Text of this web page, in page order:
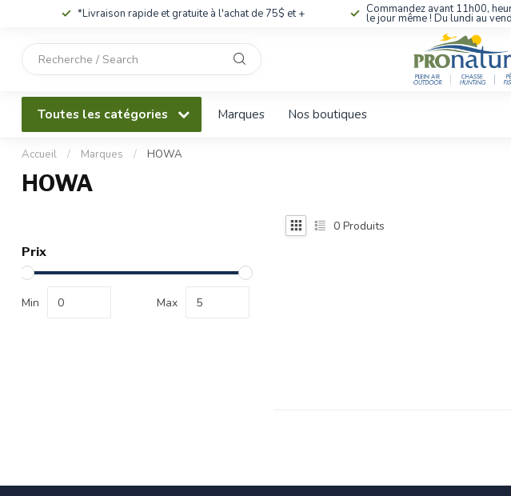
*Livraison rapide et gratuite à l'achat de 75$ et + Commandez avant 11h00,
le jour même ! Du lundi au
et
disponible.
Appuyez
se
Toutes les catégories Marques Nos boutiques
Accueil / Marques / HOWA
HOWA
Prix
Min Max
0 Produits